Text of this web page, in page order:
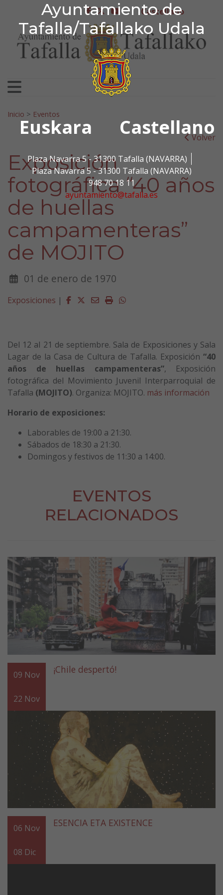
Ayuntamiento de
Tafalla/Tafallako Udala
Euskara Castellano
Plaza Navarra 5 - 31300 Tafalla (NAVARRA)
Plaza Navarra 5 - 31300 Tafalla (NAVARRA)
948 70 18 11
ayuntamiento@tafalla.es
Ir al contenido
Ayuntamiento de
facebook
twitter
youtubeCastellano
Search for:
Inicio > Eventos
Volver
Exposición
fotográfica “40 años
de huellas
campamenteras”
de MOJITO
01 de enero de 1970
Exposiciones | Facebook
Twitter
EmailImprimirWhatsapp
Del 12 al 21 de septiembre. Sala de Exposiciones y Sala
Lagar de la Casa de Cultura de Tafalla. Exposición “40
años de huellas campamenteras”, Exposición
fotográfica del Movimiento Juvenil Interparroquial de
Tafalla (MOJITO). Organiza: MOJITO. más información
Horario de exposiciones:
Laborables de 19:00 a 21:30.
Sábados de 18:30 a 21:30.
Domingos y festivos de 11:30 a 14:00.
EVENTOS
RELACIONADOS
09 Nov
22 Nov
¡Chile despertó!
06 Nov
08 Dic
ESENCIA ETA EXISTENCE